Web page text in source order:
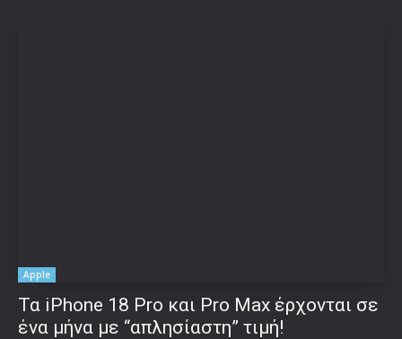
Apple
Τα iPhone 18 Pro και Pro Max έρχονται σε
ένα μήνα με “απλησίαστη” τιμή!